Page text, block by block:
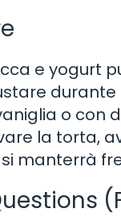
e yogurt
o
la torta,
manterrà